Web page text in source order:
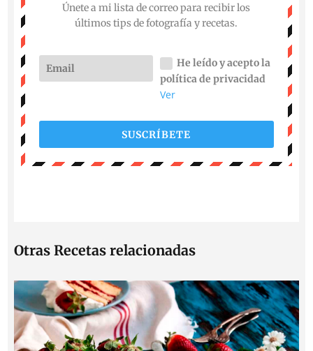
Únete a mi lista de correo para recibir los
últimos tips de fotografía y recetas.
He leído y acepto la
política de privacidad
Ver
SUSCRÍBETE
Otras Recetas relacionadas